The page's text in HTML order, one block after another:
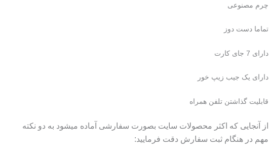
چرم مصنوعی
تماما دست دوز
دارای 7 جای کارت
دارای یک جیب زیپ خور
قابلیت گذاشتن تلفن همراه
از آنجایی که اکثر محصولات سایت بصورت سفارشی آماده میشود به دو نکته
مهم در هنگام ثبت سفارش دقت فرمایید: